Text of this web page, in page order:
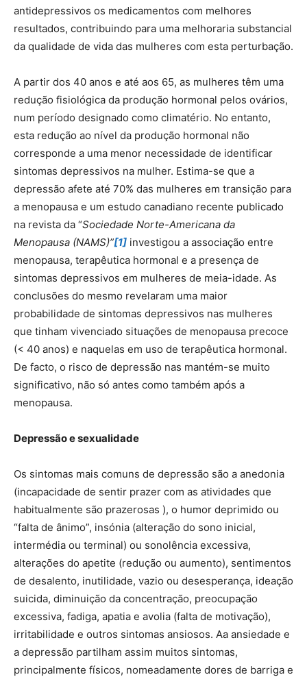
antidepressivos os medicamentos com melhores
resultados, contribuindo para uma melhoraria substancial
da qualidade de vida das mulheres com esta perturbação.
A partir dos 40 anos e até aos 65, as mulheres têm uma
redução fisiológica da produção hormonal pelos ovários,
num período designado como climatério. No entanto,
esta redução ao nível da produção hormonal não
corresponde a uma menor necessidade de identificar
sintomas depressivos na mulher. Estima-se que a
depressão afete até 70% das mulheres em transição para
a menopausa e um estudo canadiano recente publicado
na revista da “Sociedade Norte-Americana da
Menopausa (NAMS)”[1] investigou a associação entre
menopausa, terapêutica hormonal e a presença de
sintomas depressivos em mulheres de meia-idade. As
conclusões do mesmo revelaram uma maior
probabilidade de sintomas depressivos nas mulheres
que tinham vivenciado situações de menopausa precoce
(< 40 anos) e naquelas em uso de terapêutica hormonal.
De facto, o risco de depressão nas mantém-se muito
significativo, não só antes como também após a
menopausa.
Depressão e sexualidade
Os sintomas mais comuns de depressão são a anedonia
(incapacidade de sentir prazer com as atividades que
habitualmente são prazerosas ), o humor deprimido ou
“falta de ânimo”, insónia (alteração do sono inicial,
intermédia ou terminal) ou sonolência excessiva,
alterações do apetite (redução ou aumento), sentimentos
de desalento, inutilidade, vazio ou desesperança, ideação
suicida, diminuição da concentração, preocupação
excessiva, fadiga, apatia e avolia (falta de motivação),
irritabilidade e outros sintomas ansiosos. Aa ansiedade e
a depressão partilham assim muitos sintomas,
principalmente físicos, nomeadamente dores de barriga e